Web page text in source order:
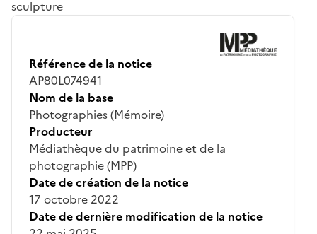
sculpture
Référence de la notice
AP80L074941
Nom de la base
Photographies (Mémoire)
Producteur
Médiathèque du patrimoine et de la
photographie (MPP)
Date de création de la notice
17 octobre 2022
Date de dernière modification de la notice